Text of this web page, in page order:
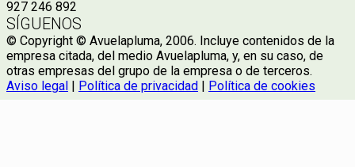
927 246 892
SÍGUENOS
© Copyright © Avuelapluma, 2006. Incluye contenidos de la
empresa citada, del medio Avuelapluma, y, en su caso, de
otras empresas del grupo de la empresa o de terceros.
Aviso legal | Política de privacidad | Política de cookies